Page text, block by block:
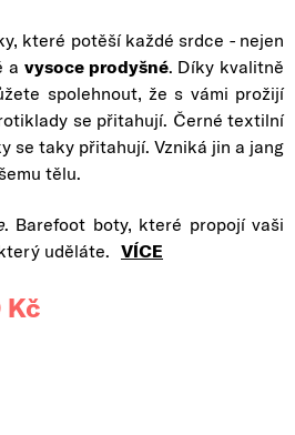
které potěší každé srdce - nejen
a vysoce prodyšné. Díky kvalitně
spolehnout, že s vámi prožijí
se přitahují. Černé textilní
se taky přitahují. Vzniká jin a jang
tělu.
. Barefoot boty, které propojí vaši
uděláte. VÍCE
Kč